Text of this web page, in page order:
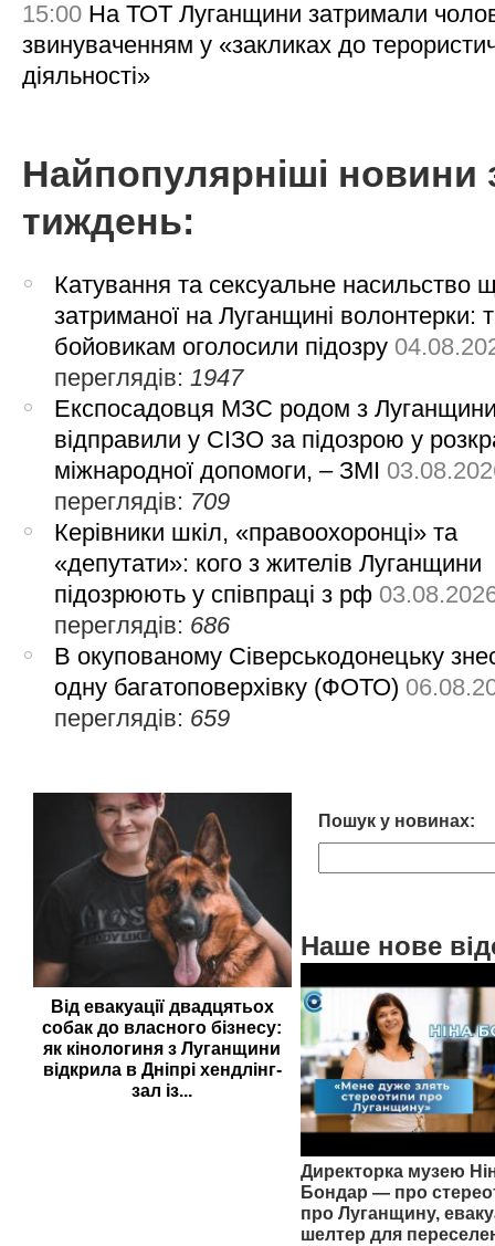
15:00 На ТОТ Луганщини затримали
звинуваченням у «закликах до
діяльності»
Найпопулярніші новини
тиждень:
Катування та сексуальне насильство
затриманої на Луганщині волонтерки:
бойовикам оголосили підозру
переглядів:1947
Експосадовця МЗС родом з
відправили у СІЗО за підозрою у
міжнародної допомоги, – ЗМІ
переглядів: 709
Керівники шкіл, «правоохоронці» та
«депутати»: кого з жителів Луганщини
підозрюють у співпраці з рф
переглядів: 686
В окупованому Сіверськодонецьку
одну багатоповерхівку (ФОТО)
переглядів: 659
Від евакуації двадцятьох
собак до власного бізнесу:
як кінологиня з Луганщини
відкрила в Дніпрі хендлінг-
зал із...
Пошук у новинах:
Наше нове
Директорка музею
Бондар — про
про Луганщину,
шелтер для